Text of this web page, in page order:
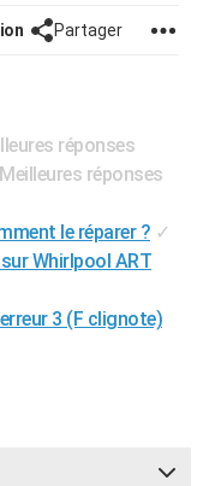
Partager
réponses
réponses
le réparer ? ✓
Whirlpool ART
3 (F clignote)